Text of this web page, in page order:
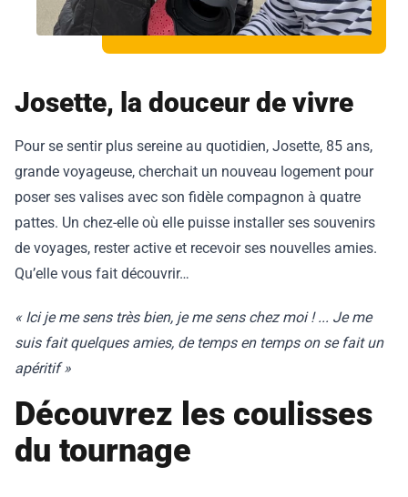
Josette, la douceur de vivre
Pour se sentir plus sereine au quotidien, Josette, 85 ans,
grande voyageuse, cherchait un nouveau logement pour
poser ses valises avec son fidèle compagnon à quatre
pattes. Un chez-elle où elle puisse installer ses souvenirs
de voyages, rester active et recevoir ses nouvelles amies.
Qu’elle vous fait découvrir…
« Ici je me sens très bien, je me sens chez moi ! ... Je me
suis fait quelques amies, de temps en temps on se fait un
apéritif »
Découvrez les coulisses
du tournage